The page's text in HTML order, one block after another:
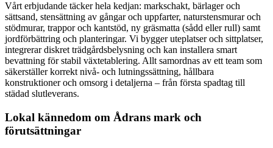
Vårt erbjudande täcker hela kedjan: markschakt, bärlager och
sättsand, stensättning av gångar och uppfarter, naturstensmurar och
stödmurar, trappor och kantstöd, ny gräsmatta (sådd eller rull) samt
jordförbättring och planteringar. Vi bygger uteplatser och sittplatser,
integrerar diskret trädgårdsbelysning och kan installera smart
bevattning för stabil växtetablering. Allt samordnas av ett team som
säkerställer korrekt nivå- och lutningssättning, hållbara
konstruktioner och omsorg i detaljerna – från första spadtag till
städad slutleverans.
Lokal kännedom om Ådrans mark och
förutsättningar